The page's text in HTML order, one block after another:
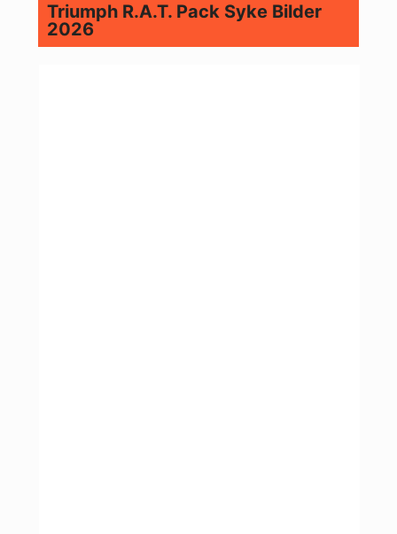
Triumph R.A.T. Pack Syke Bilder
2026